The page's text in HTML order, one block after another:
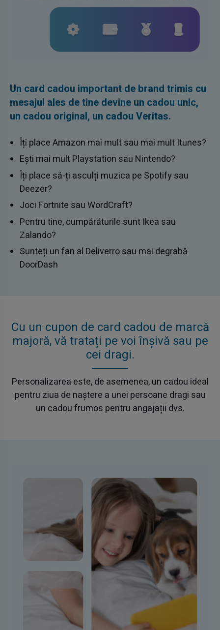
Un card cadou important de brand trimis cu
mesajul ales de tine devine un cadou unic,
un cadou original, un cadou Veritas.
Îți place Amazon mai mult sau mai mult Itunes?
Ești mai mult Playstation sau Nintendo?
Îți place să-ți asculți muzica pe Spotify sau
Deezer?
Joci Fortnite sau WordCraft?
Pentru tine, cumpărăturile sunt Ikea sau
Zalando?
Sunteți un fan al Deliverro sau mai degrabă
DoorDash
Cu un cupon de card cadou de marcă
majoră, vă tratați pe voi înșivă sau pe
cei dragi.
Personalizarea este, de asemenea, un cadou ideal
pentru ziua de naștere a unei persoane dragi sau
un cadou frumos pentru angajații dvs.